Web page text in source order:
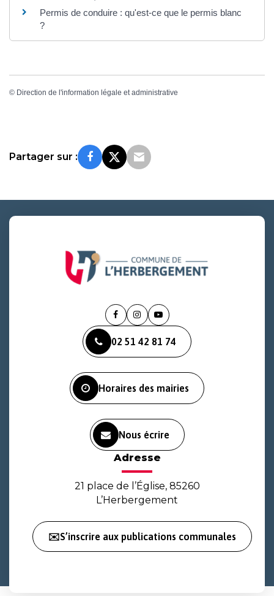
Permis de conduire : qu'est-ce que le permis blanc
?
© Direction de l'information légale et administrative
Partager sur :
Lien
le
compte
Lien
le
compte
Lien
la
chaîne
02 51 42 81 74
Horaires des mairies
Nous écrire
Adresse
21 place de l’Église, 85260
L’Herbergement
✉️S’inscrire aux publications communales